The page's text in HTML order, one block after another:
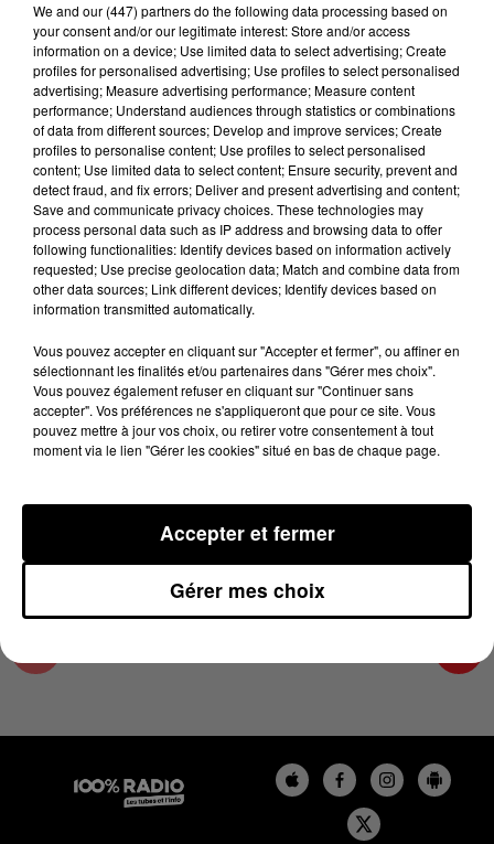
Lecture (4 min 20 sec)
100%
100% Radio les infos de l'Ariege
8 mai 2024 - 4 min 20 sec
LES INFOS DE L'ARIEGE DU 08/05/2024 À
08H59
Podcasts infos de l'Ariège
We and our (447) partnersdo the following data processing based on
your consent and/or our legitimate interest: Store and/or access
information on a device; Use limited data to select advertising; Create
profiles for personalised advertising; Use profiles to select personalised
advertising; Measure advertising performance; Measure content
performance; Understand audiences through statistics or combinations
of data from different sources; Develop and improve services; Create
profiles to personalise content; Use profiles to select personalised
content; Use limited data to select content; Ensure security, prevent and
detect fraud, and fix errors; Deliver and present advertising and content;
Save and communicate privacy choices. These technologies may
process personal data such as IP address and browsing data to offer
following functionalities: Identify devices based on information actively
requested; Use precise geolocation data; Match and combine data from
other data sources; Link different devices; Identify devices based on
information transmitted automatically.
Vous pouvez accepter en cliquant sur "Accepter et fermer", ou affiner en
sélectionnant les finalités et/ou partenaires dans "Gérer mes choix".
Vous pouvez également refuser en cliquant sur "Continuer sans
accepter". Vos préférences ne s'appliqueront que pour ce site. Vous
pouvez mettre à jour vos choix, ou retirer votre consentement à tout
moment via le lien "Gérer les cookies" situé en bas de chaque page.
Gérer mes choix
Accepter et fermer